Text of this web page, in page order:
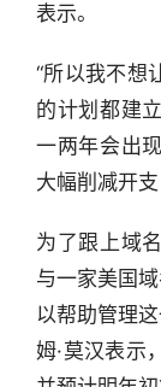
快
资
讯
精
头
深
度
表示。
“所以我不想
的计划都建
一两年会出
大幅削减开
为了跟上域
与一家美国
以帮助管理
姆·莫汉表示